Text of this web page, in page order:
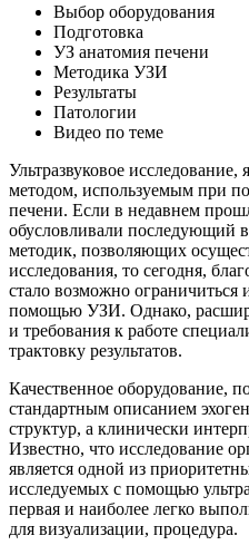
Выбор оборудования
Подготовка
УЗ анатомия печени
Методика УЗИ
Результаты
Патологии
Видео по теме
Ультразвуковое
методом, используемым при
печени. Если в недавнем
обусловливали последующий
методик, позволяющих
исследования, то сегодня,
стало возможно
помощью УЗИ. Однако,
и требования к работе
трактовку результатов.
Качественное оборудование,
стандартным описанием
структур, а клинически
Известно, что исследование
является одной из
исследуемых с помощью
первая и наиболее легко
для визуализации, процедура.